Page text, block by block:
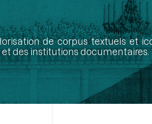
de corpus textuels et
des institutions documentaires.